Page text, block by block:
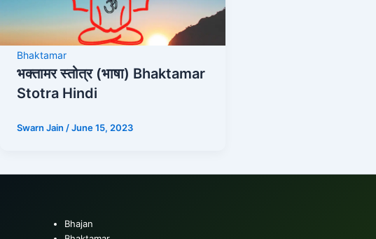
Bhaktamar
भक्तामर स्तोत्र (भाषा) Bhaktamar
Stotra Hindi
Swarn Jain /June 15, 2023
Bhajan